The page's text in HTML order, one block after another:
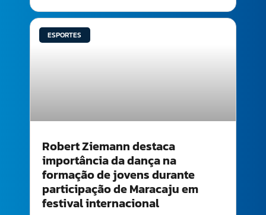
ESPORTES
Robert Ziemann destaca
importância da dança na
formação de jovens durante
participação de Maracaju em
festival internacional